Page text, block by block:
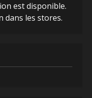
est disponible.
les stores.